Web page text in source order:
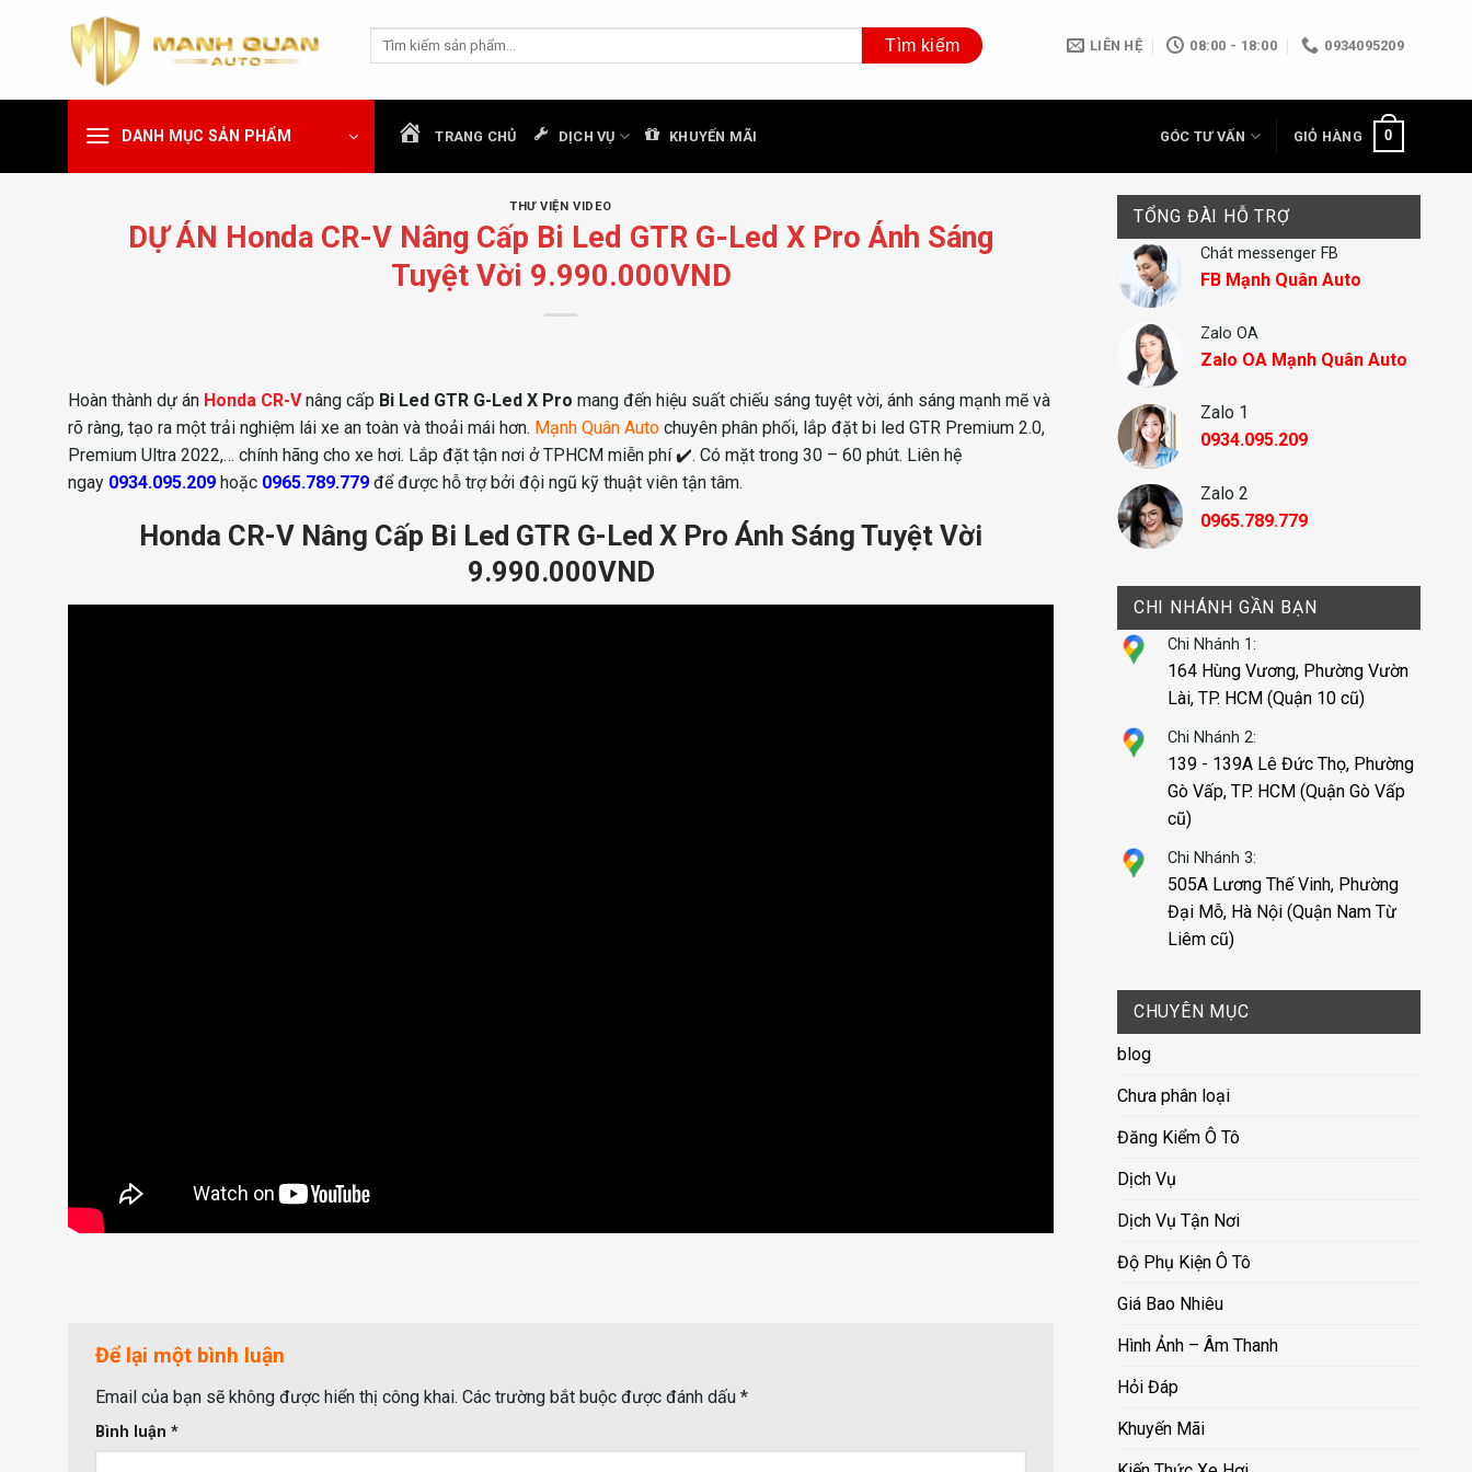
dung
Tìm
LIÊN HỆ 08:00 - 18:00 0934095209
DANH MỤC SẢN PHẨM TRANG CHỦ DỊCH VỤ KHUYẾN MÃI GÓC TƯ VẤN GIỎ HÀNG 0
THƯ VIỆN VIDEO
DỰ ÁN Honda CR-V Nâng Cấp Bi Led GTR G-Led X Pro Ánh Sáng
Tuyệt Vời 9.990.000VND
Hoàn thành dự án Honda CR-Vnâng cấp Bi Led GTR G-Led X Pro mang đến hiệu suất chiếu sáng tuyệt vời, ánh sáng mạnh mẽ và
rõ ràng, tạo ra một trải nghiệm lái xe an toàn và thoải mái hơn. Mạnh Quân Auto chuyên phân phối, lắp đặt bi led GTR Premium 2.0,
Premium Ultra 2022,… chính hãng cho xe hơi. Lắp đặt tận nơi ở TPHCM miễn phí ✔️. Có mặt trong 30 – 60 phút. Liên hệ
ngay 0934.095.209 hoặc 0965.789.779 để được hỗ trợ bởi đội ngũ kỹ thuật viên tận tâm.
Honda CR-V Nâng Cấp Bi Led GTR G-Led X Pro Ánh Sáng Tuyệt Vời
9.990.000VND
Để lại một bình luận
Email của bạn sẽ không được hiển thị công khai. Các trường bắt buộc được đánh dấu *
Bình luận *
TỔNG ĐÀI HỖ TRỢ
Chát messenger FB
FB Mạnh Quân Auto
Zalo OA
Zalo OA Mạnh Quân Auto
Zalo 1
0934.095.209
Zalo 2
0965.789.779
CHI NHÁNH GẦN BẠN
Chi Nhánh 1:
164 Hùng Vương, Phường Vườn
Lài, TP. HCM (Quận 10 cũ)
Chi Nhánh 2:
139 - 139A Lê Đức Thọ, Phường
Gò Vấp, TP. HCM (Quận Gò Vấp
cũ)
Chi Nhánh 3:
505A Lương Thế Vinh, Phường
Đại Mỗ, Hà Nội (Quận Nam Từ
Liêm cũ)
CHUYÊN MỤC
blog
Chưa phân loại
Đăng Kiểm Ô Tô
Dịch Vụ
Dịch Vụ Tận Nơi
Độ Phụ Kiện Ô Tô
Giá Bao Nhiêu
Hình Ảnh – Âm Thanh
Hỏi Đáp
Khuyến Mãi